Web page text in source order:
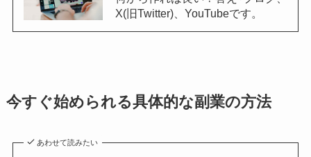
X(旧Twitter)、YouTubeです。
今すぐ始められる具体的な副業の方法
あわせて読みたい